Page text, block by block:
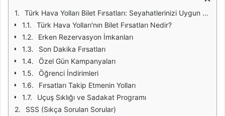
Türk Hava Yolları Bilet Fırsatları: Seyahatlerinizi Uygun Fiyata Planlayın
Türk Hava Yolları'nın Bilet Fırsatları Nedir?
Erken Rezervasyon İmkanları
Son Dakika Fırsatları
Özel Gün Kampanyaları
Öğrenci İndirimleri
Fırsatları Takip Etmenin Yolları
Uçuş Sıklığı ve Sadakat Programı
SSS (Sıkça Sorulan Sorular)